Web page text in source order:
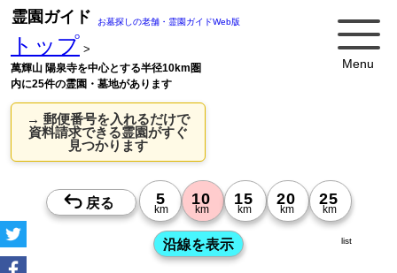
Menu
霊園ガイド お墓探しの老舗・霊園ガイドWeb版
トップ >
萬輝山 陽泉寺を中心とする半径10km圏
内に25件の霊園・墓地があります
→ 郵便番号を入れるだけで
資料請求できる霊園がすぐ
見つかります
list